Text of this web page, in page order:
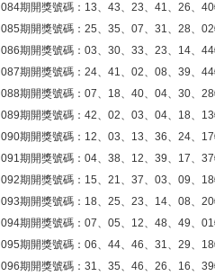
084期開獎號碼：13、43、23、41、26、
085期開獎號碼：25、35、07、31、28、
086期開獎號碼：03、30、33、23、14、
087期開獎號碼：24、41、02、08、39、
088期開獎號碼：07、18、40、04、30、
089期開獎號碼：42、02、03、04、18、
090期開獎號碼：12、03、13、36、24、
091期開獎號碼：04、38、12、39、17、
092期開獎號碼：15、21、37、03、09、
093期開獎號碼：18、25、23、14、08、
094期開獎號碼：07、05、12、48、49、
095期開獎號碼：06、44、46、31、29、
096期開獎號碼：31、35、46、26、16、